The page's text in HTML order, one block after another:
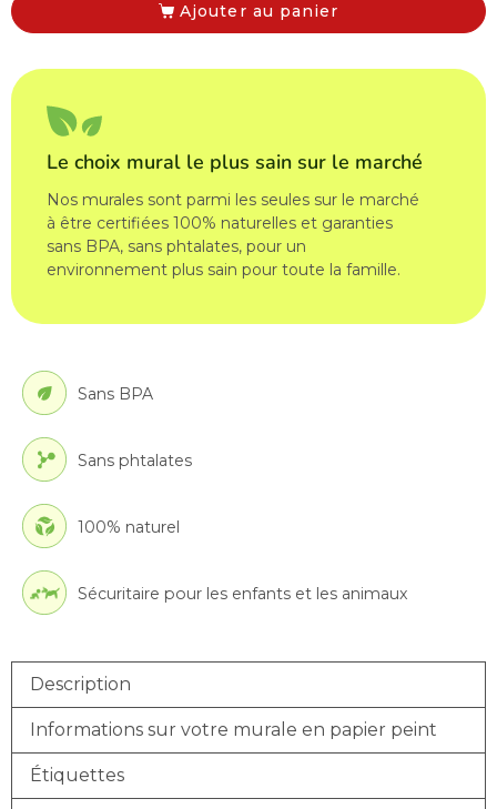
Ajouter au panier
Le choix mural le plus sain sur le marché
Nos murales sont parmi les seules sur le marché
à être certifiées 100% naturelles et garanties
sans BPA, sans phtalates, pour un
environnement plus sain pour toute la famille.
Sans BPA
Sans phtalates
100% naturel
Sécuritaire pour les enfants et les animaux
Description
Informations sur votre murale en papier peint
Étiquettes